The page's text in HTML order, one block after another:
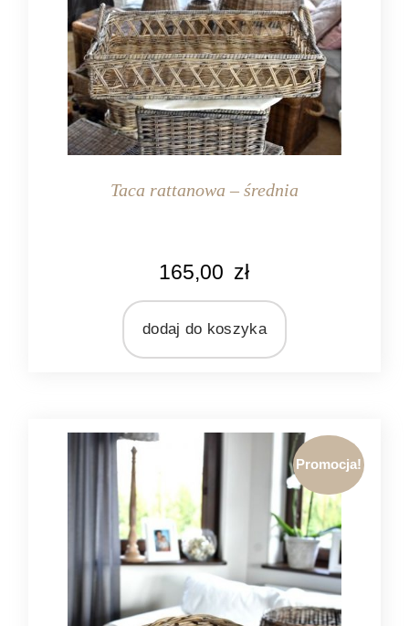
Taca rattanowa – średnia
165,00 zł
dodaj do koszyka
Promocja!